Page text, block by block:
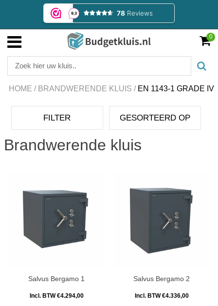
0
HOME / BRANDWERENDE KLUIS / EN 1143-1 GRADE IV
FILTER GESORTEERD OP
Brandwerende kluis
Salvus Bergamo 1
Incl. BTW €4.294,00
Salvus Bergamo 2
Incl. BTW €4.336,00